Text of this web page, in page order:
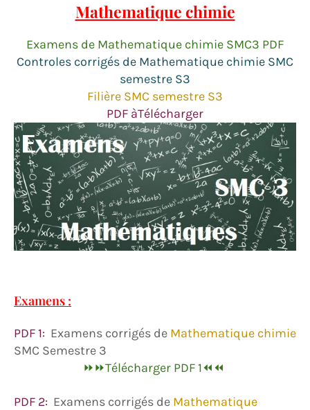
Mathematique chimie
Examens de Mathematique chimie SMC3 PDF
Controles corrigés de Mathematique chimie SMC
semestre S3
Filière SMC semestre S3
PDF àTélécharger
Examens :
PDF 1: Examens corrigés de Mathematique chimie
SMC Semestre 3
⏩⏩Télécharger PDF 1⏪⏪
PDF 2: Examens corrigés de Mathematique